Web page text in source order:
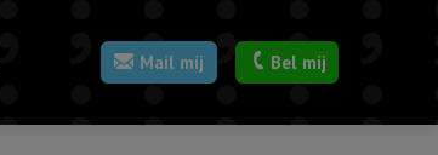
Mail mij Bel mij